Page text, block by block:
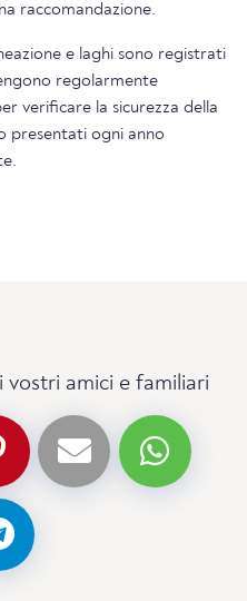
raccomandazione.
e laghi sono registrati
regolarmente
verificare la sicurezza della
presentati ogni anno
amici e familiari